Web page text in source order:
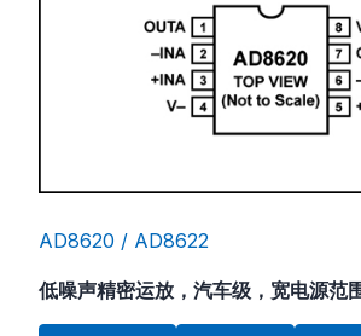
AD8620 / AD8622
低噪声精密运放，汽车级，宽电源范